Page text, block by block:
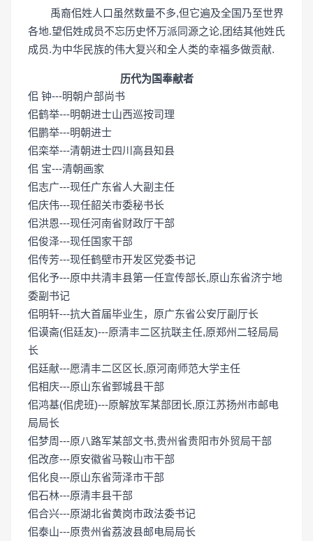
禹裔佀姓人口虽然数量不多,但它遍及全国乃至世界
各地.望佀姓成员不忘历史怀万派同源之论,团结其他姓氏
成员.为中华民族的伟大复兴和全人类的幸福多做贡献.
历代为国奉献者
佀 钟---明朝户部尚书
佀鹤举---明朝进士山西巡按司理
佀鹏举---明朝进士
佀栾举---清朝进士四川高县知县
佀 宝---清朝画家
佀志广---现任广东省人大副主任
佀庆伟---现任韶关市委秘书长
佀洪恩---现任河南省财政厅干部
佀俊泽---现任国家干部
佀传芳---现任鹤壁市开发区党委书记
佀化予---原中共清丰县第一任宣传部长,原山东省济宁地
委副书记
佀明轩---抗大首届毕业生，原广东省公安厅副厅长
佀谟斋(佀廷友)---原清丰二区抗联主任,原郑州二轻局局
长
佀廷献---愿清丰二区区长,原河南师范大学主任
佀相庆---原山东省鄄城县干部
佀鸿基(佀虎班)---原解放军某部团长,原江苏扬州市邮电
局局长
佀梦周---原八路军某部文书,贵州省贵阳市外贸局干部
佀改彦---原安徽省马鞍山市干部
佀化良---原山东省菏泽市干部
佀石林---原清丰县干部
佀合兴---原湖北省黄岗市政法委书记
佀泰山---原贵州省荔波县邮电局局长